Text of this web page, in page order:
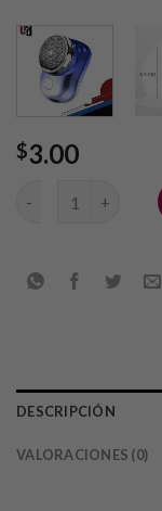
$3.00
Mini afeitadora
DESCRIPCIÓN
VALORACIONES (0)